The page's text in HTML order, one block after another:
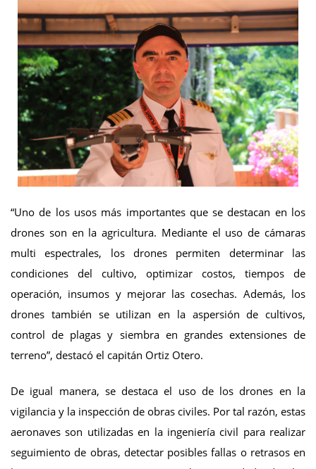
“Uno de los usos más importantes que se destacan en los
drones son en la agricultura. Mediante el uso de cámaras
multi espectrales, los drones permiten determinar las
condiciones del cultivo, optimizar costos, tiempos de
operación, insumos y mejorar las cosechas. Además, los
drones también se utilizan en la aspersión de cultivos,
control de plagas y siembra en grandes extensiones de
terreno”, destacó el capitán Ortiz Otero.
De igual manera, se destaca el uso de los drones en la
vigilancia y la inspección de obras civiles. Por tal razón, estas
aeronaves son utilizadas en la ingeniería civil para realizar
seguimiento de obras, detectar posibles fallas o retrasos en